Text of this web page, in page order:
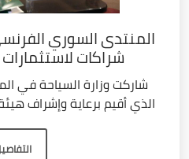
المنتدى السوري
شراكات
شاركت وزارة السياحة في
الذي أقيم برعاية وإشراف